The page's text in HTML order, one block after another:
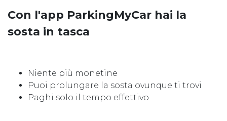
Con l'app ParkingMyCar hai la
sosta in tasca
Niente più monetine
Puoi prolungare la sosta ovunque ti trovi
Paghi solo il tempo effettivo